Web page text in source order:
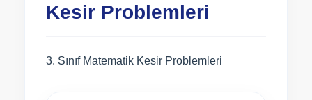
Kesir Problemleri
3. Sınıf Matematik Kesir Problemleri